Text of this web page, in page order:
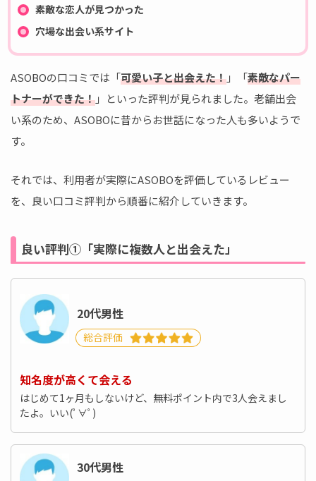
素敵な恋人が見つかった
穴場な出会い系サイト
ASOBOの口コミでは「可愛い子と出会えた！」「素敵なパー
トナーができた！」といった評判が見られました。老舗出会
い系のため、ASOBOに昔からお世話になった人も多いようで
す。
それでは、利用者が実際にASOBOを評価しているレビュー
を、良い口コミ評判から順番に紹介していきます。
良い評判①「実際に複数人と出会えた」
20代男性
総合評価
知名度が高くて会える
はじめて1ヶ月もしないけど、無料ポイント内で3人会えまし
たよ。いい(ﾟ∀ﾟ)
30代男性